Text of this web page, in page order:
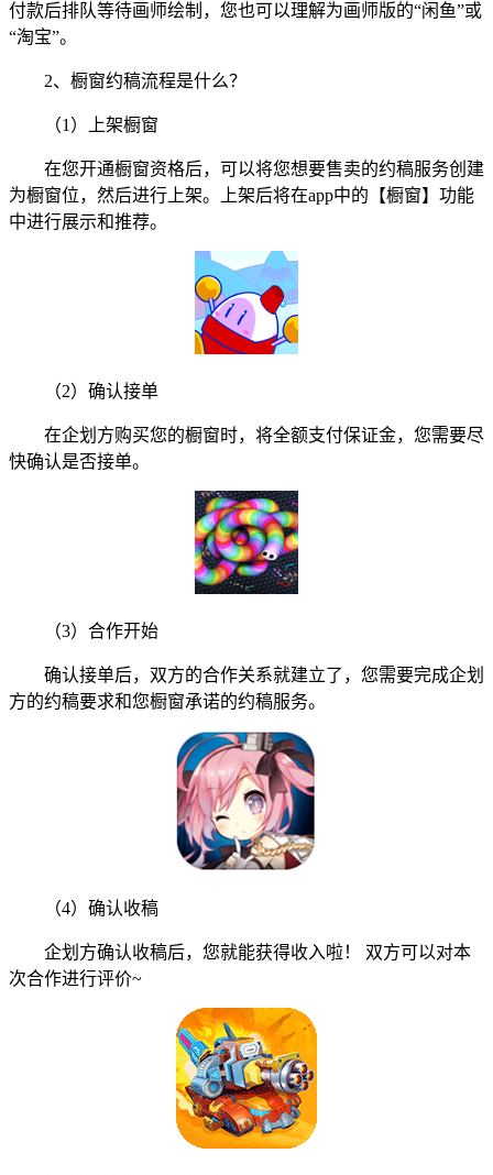
付款后排队等待画师绘制，您也可以理解为画师版的“闲鱼”或
“淘宝”。
2、橱窗约稿流程是什么？
（1）上架橱窗
在您开通橱窗资格后，可以将您想要售卖的约稿服务创建
为橱窗位，然后进行上架。上架后将在app中的【橱窗】功能
中进行展示和推荐。
（2）确认接单
在企划方购买您的橱窗时，将全额支付保证金，您需要尽
快确认是否接单。
（3）合作开始
确认接单后，双方的合作关系就建立了，您需要完成企划
方的约稿要求和您橱窗承诺的约稿服务。
（4）确认收稿
企划方确认收稿后，您就能获得收入啦！ 双方可以对本
次合作进行评价~